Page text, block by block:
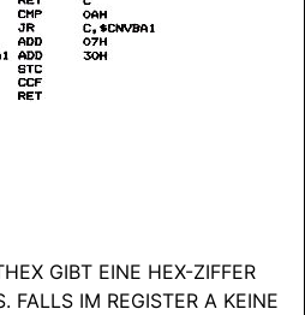
GIBT EINE HEX-ZIFFER
FALLS IM REGISTER A KEINE